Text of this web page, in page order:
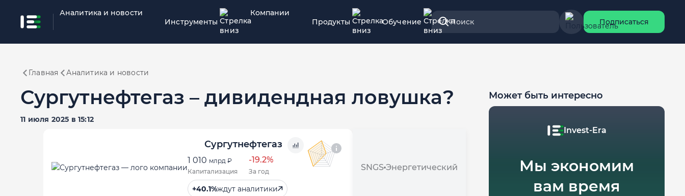
Аналитика и новости
Инструменты
Компании
Продукты
Обучение Поиск Подписаться
Главная Аналитика и новости
Сургутнефтегаз – дивидендная ловушка?
11 июля 2025 в 15:12
Сургутнефтегаз
1 010 млрд ₽ -19.2%
Капитализация За год
+40.1%ждут аналитики
SNGS Энергетический
Может быть интересно
Invest-Era
Мы экономим
вам время